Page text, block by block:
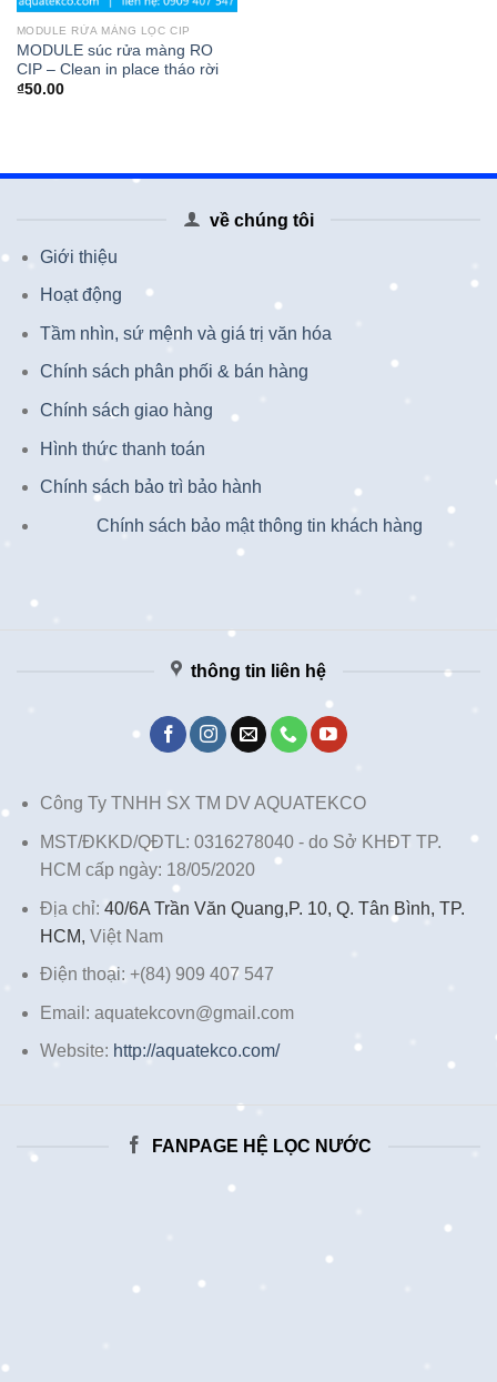
MODULE RỬA MÀNG LỌC CIP
MODULE súc rửa màng RO
CIP – Clean in place tháo rời
₫50.00
về chúng tôi
Giới thiệu
Hoạt động
Tầm nhìn, sứ mệnh và giá trị văn hóa
Chính sách phân phối & bán hàng
Chính sách giao hàng
Hình thức thanh toán
Chính sách bảo trì bảo hành
Chính sách bảo mật thông tin khách hàng
thông tin liên hệ
Công Ty TNHH SX TM DV AQUATEKCO
MST/ĐKKD/QĐTL: 0316278040 - do Sở KHĐT TP.
HCM cấp ngày: 18/05/2020
Địa chỉ: 40/6A Trần Văn Quang,P. 10, Q. Tân Bình, TP.
HCM, Việt Nam
Điện thoại: +(84) 909 407 547
Email: aquatekcovn@gmail.com
Website: http://aquatekco.com/
FANPAGE HỆ LỌC NƯỚC